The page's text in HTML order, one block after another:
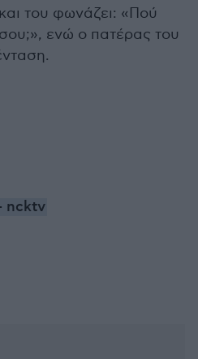
του φωνάζει: «Πού
σου;», ενώ ο πατέρας του
ncktv